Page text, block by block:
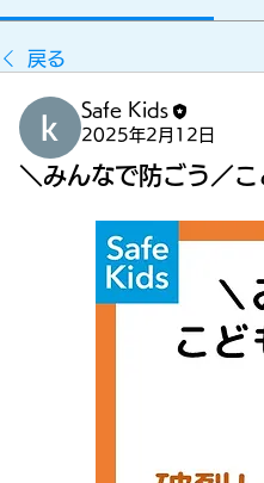
な
な
ラ
戻る
Safe Kids
2025年2月12日
＼みんなで防ごう／